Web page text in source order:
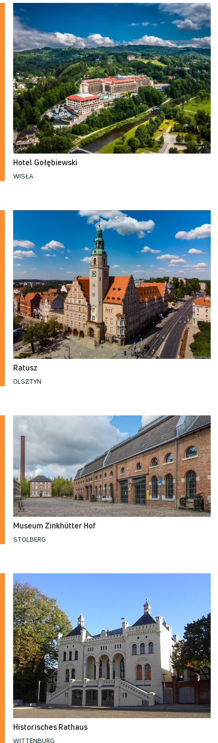
Hotel Gołębiewski
WISŁA
Ratusz
OLSZTYN
Museum Zinkhütter Hof
STOLBERG
Historisches Rathaus
WITTENBURG